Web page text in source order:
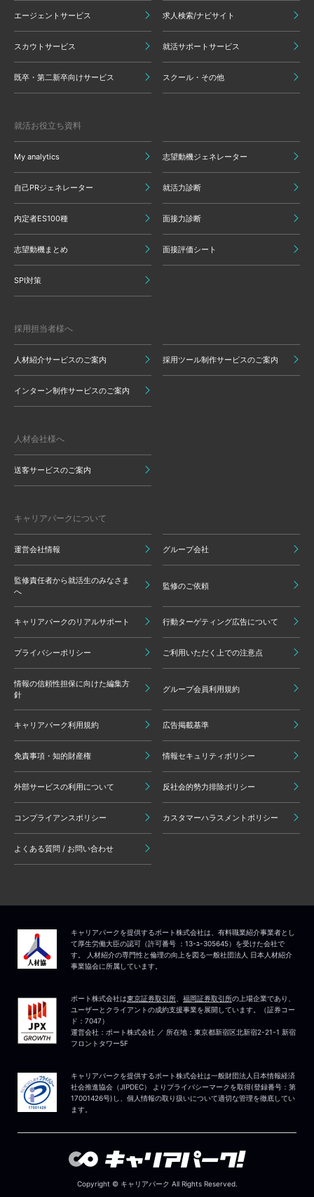
エージェントサービス 求人検索/ナビサイト
スカウトサービス 就活サポートサービス
既卒・第二新卒向けサービス スクール・その他
就活お役立ち資料
My analytics 志望動機ジェネレーター
自己PRジェネレーター 就活力診断
内定者ES100種 面接力診断
志望動機まとめ 面接評価シート
SPI対策
採用担当者様へ
人材紹介サービスのご案内 採用ツール制作サービスのご案内
インターン制作サービスのご案内
人材会社様へ
送客サービスのご案内
キャリアパークについて
運営会社情報 グループ会社
監修責任者から就活生のみなさま
へ
監修のご依頼
キャリアパークのリアルサポート 行動ターゲティング広告について
プライバシーポリシー ご利用いただく上での注意点
情報の信頼性担保に向けた編集方
針
グループ会員利用規約
キャリアパーク利用規約 広告掲載基準
免責事項・知的財産権 情報セキュリティポリシー
外部サービスの利用について 反社会的勢力排除ポリシー
コンプライアンスポリシー カスタマーハラスメントポリシー
よくある質問 / お問い合わせ